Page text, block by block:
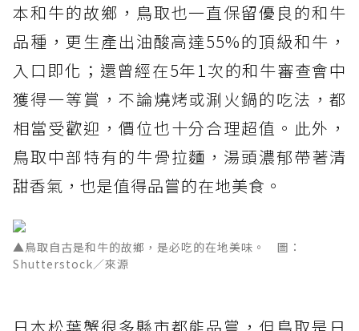
本和牛的故鄉，鳥取也一直保留優良的和牛
品種，更生產出油酸高達55%的頂級和牛，
入口即化；還曾經在5年1次的和牛審查會中
獲得一等賞，不論燒烤或涮火鍋的吃法，都
相當受歡迎，價位也十分合理超值。此外，
鳥取中部特有的牛骨拉麵，湯頭濃郁帶著清
甜香氣，也是值得品嘗的在地美食。
▲鳥取自古是和牛的故鄉，是必吃的在地美味。 圖：
Shutterstock／來源